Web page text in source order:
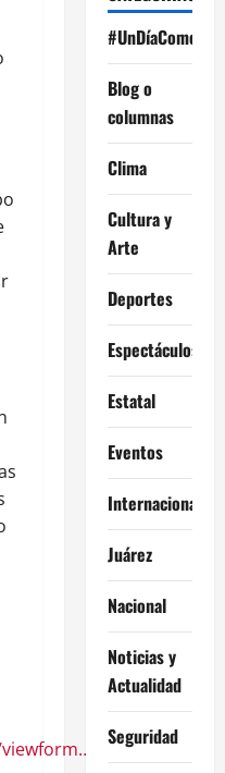
#UnDíaComoHoy
Blog o
columnas
Clima
Cultura y
Arte
Deportes
Espectáculos
Estatal
Eventos
Internacional
Juárez
Nacional
Noticias y
Actualidad
Seguridad